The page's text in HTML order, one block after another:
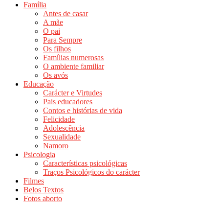
Família
Antes de casar
A mãe
O pai
Para Sempre
Os filhos
Famílias numerosas
O ambiente familiar
Os avós
Educação
Carácter e Virtudes
Pais educadores
Contos e histórias de vida
Felicidade
Adolescência
Sexualidade
Namoro
Psicologia
Características psicológicas
Traços Psicológicos do carácter
Filmes
Belos Textos
Fotos aborto